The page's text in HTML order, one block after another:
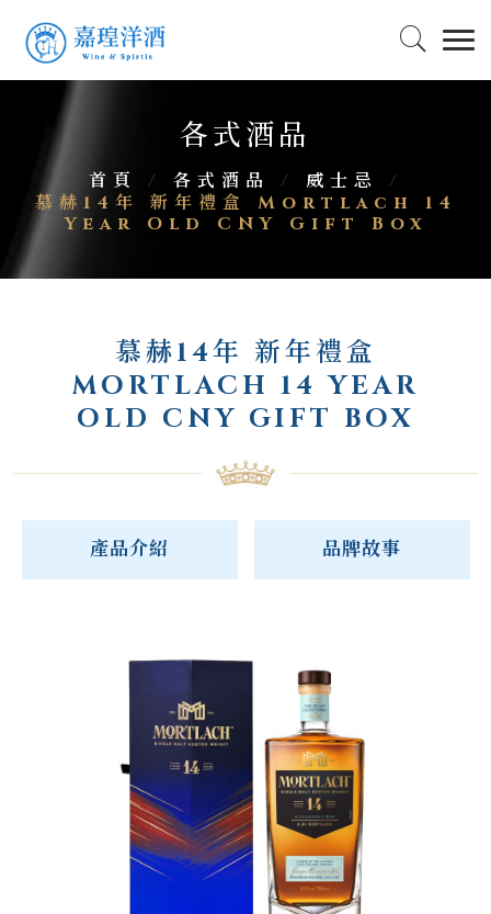
各式酒品
首頁 / 各式酒品 / 威士忌
/
慕赫14年 新年禮盒 Mortlach 14
Year Old CNY Gift Box
慕赫14年 新年禮盒
MORTLACH 14 YEAR
OLD CNY GIFT BOX
產品介紹 品牌故事